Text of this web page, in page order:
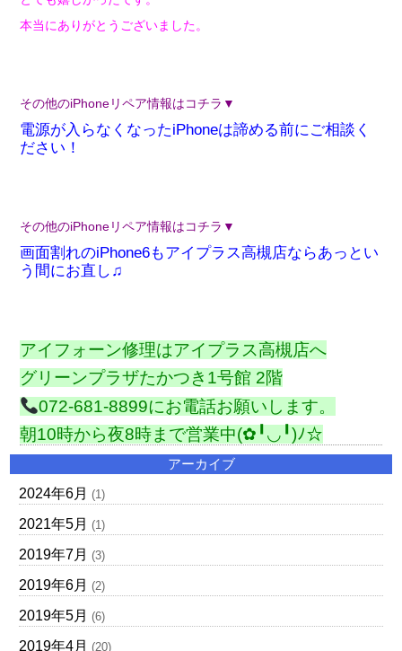
本当にありがとうございました。
その他のiPhoneリペア情報はコチラ▼
電源が入らなくなったiPhoneは諦める前にご相談く
ださい！
その他のiPhoneリペア情報はコチラ▼
画面割れのiPhone6もアイプラス高槻店ならあっとい
う間にお直し♫
アイフォーン修理はアイプラス高槻店へ
グリーンプラザたかつき1号館 2階
072-681-8899にお電話お願いします。
朝10時から夜8時まで営業中(✿╹◡╹)ﾉ☆
アーカイブ
2024年6月 (1)
2021年5月 (1)
2019年7月 (3)
2019年6月 (2)
2019年5月 (6)
2019年4月 (20)